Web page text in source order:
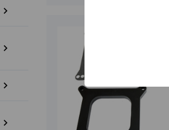
navigate_next
navigate_next
navigate_next
navigate_next